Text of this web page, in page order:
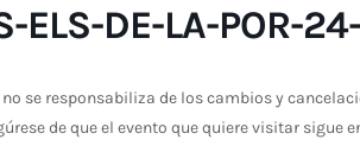
ELS-DE-LA-POR-
se responsabiliza de los cambios y
de que el evento que quiere visitar sigue